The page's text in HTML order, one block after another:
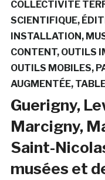
COLLECTIVITÉ
SCIENTIFIQUE
INSTALLATION
CONTENT OUTILS
OUTILS MOBILES
AUGMENTÉE
Guerigny,
Marcigny,
Saint-
musées et